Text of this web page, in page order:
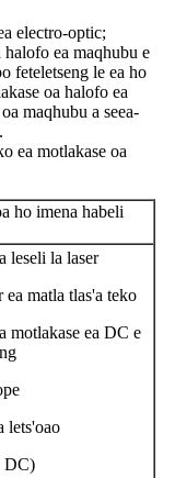
electro-optic;
ea maqhubu e
feteletseng le ea ho
oa halofo ea
maqhubu a seea-
ea motlakase oa
ho imena habeli
leseli la laser
matla tlas'a teko
motlakase ea DC e
lets'oao
DC)